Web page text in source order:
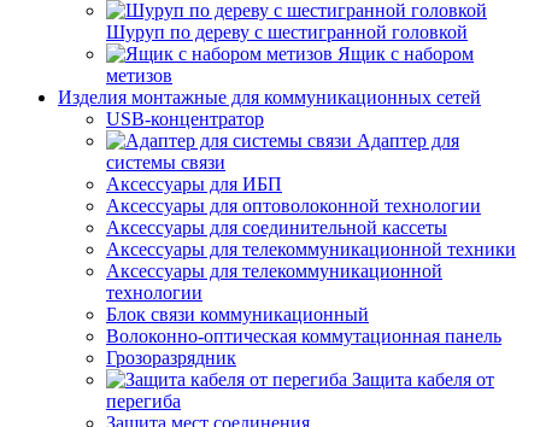
Шуруп по дереву с шестигранной головкой
Ящик с набором
метизов
Изделия монтажные для коммуникационных сетей
USB-концентратор
Адаптер для
системы связи
Аксессуары для ИБП
Аксессуары для оптоволоконной технологии
Аксессуары для соединительной кассеты
Аксессуары для телекоммуникационной техники
Аксессуары для телекоммуникационной
технологии
Блок связи коммуникационный
Волоконно-оптическая коммутационная панель
Грозоразрядник
Защита кабеля от
перегиба
Защита мест соединения